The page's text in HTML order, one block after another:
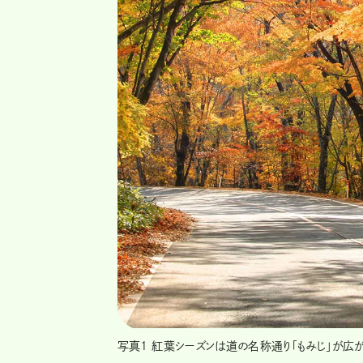
写真1 紅葉シーズンは道の名称通り「もみじ」が広